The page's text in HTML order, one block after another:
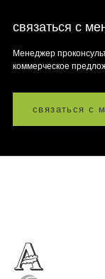
связаться с
Менеджер
коммерческое
связаться с